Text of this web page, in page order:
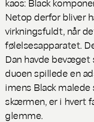
Netop derfor bliver
virkningsfuldt, når
følelsesapparatet.
Dan havde bevæget
duoen spillede en
imens Black
skærmen, er i hvert
glemme.